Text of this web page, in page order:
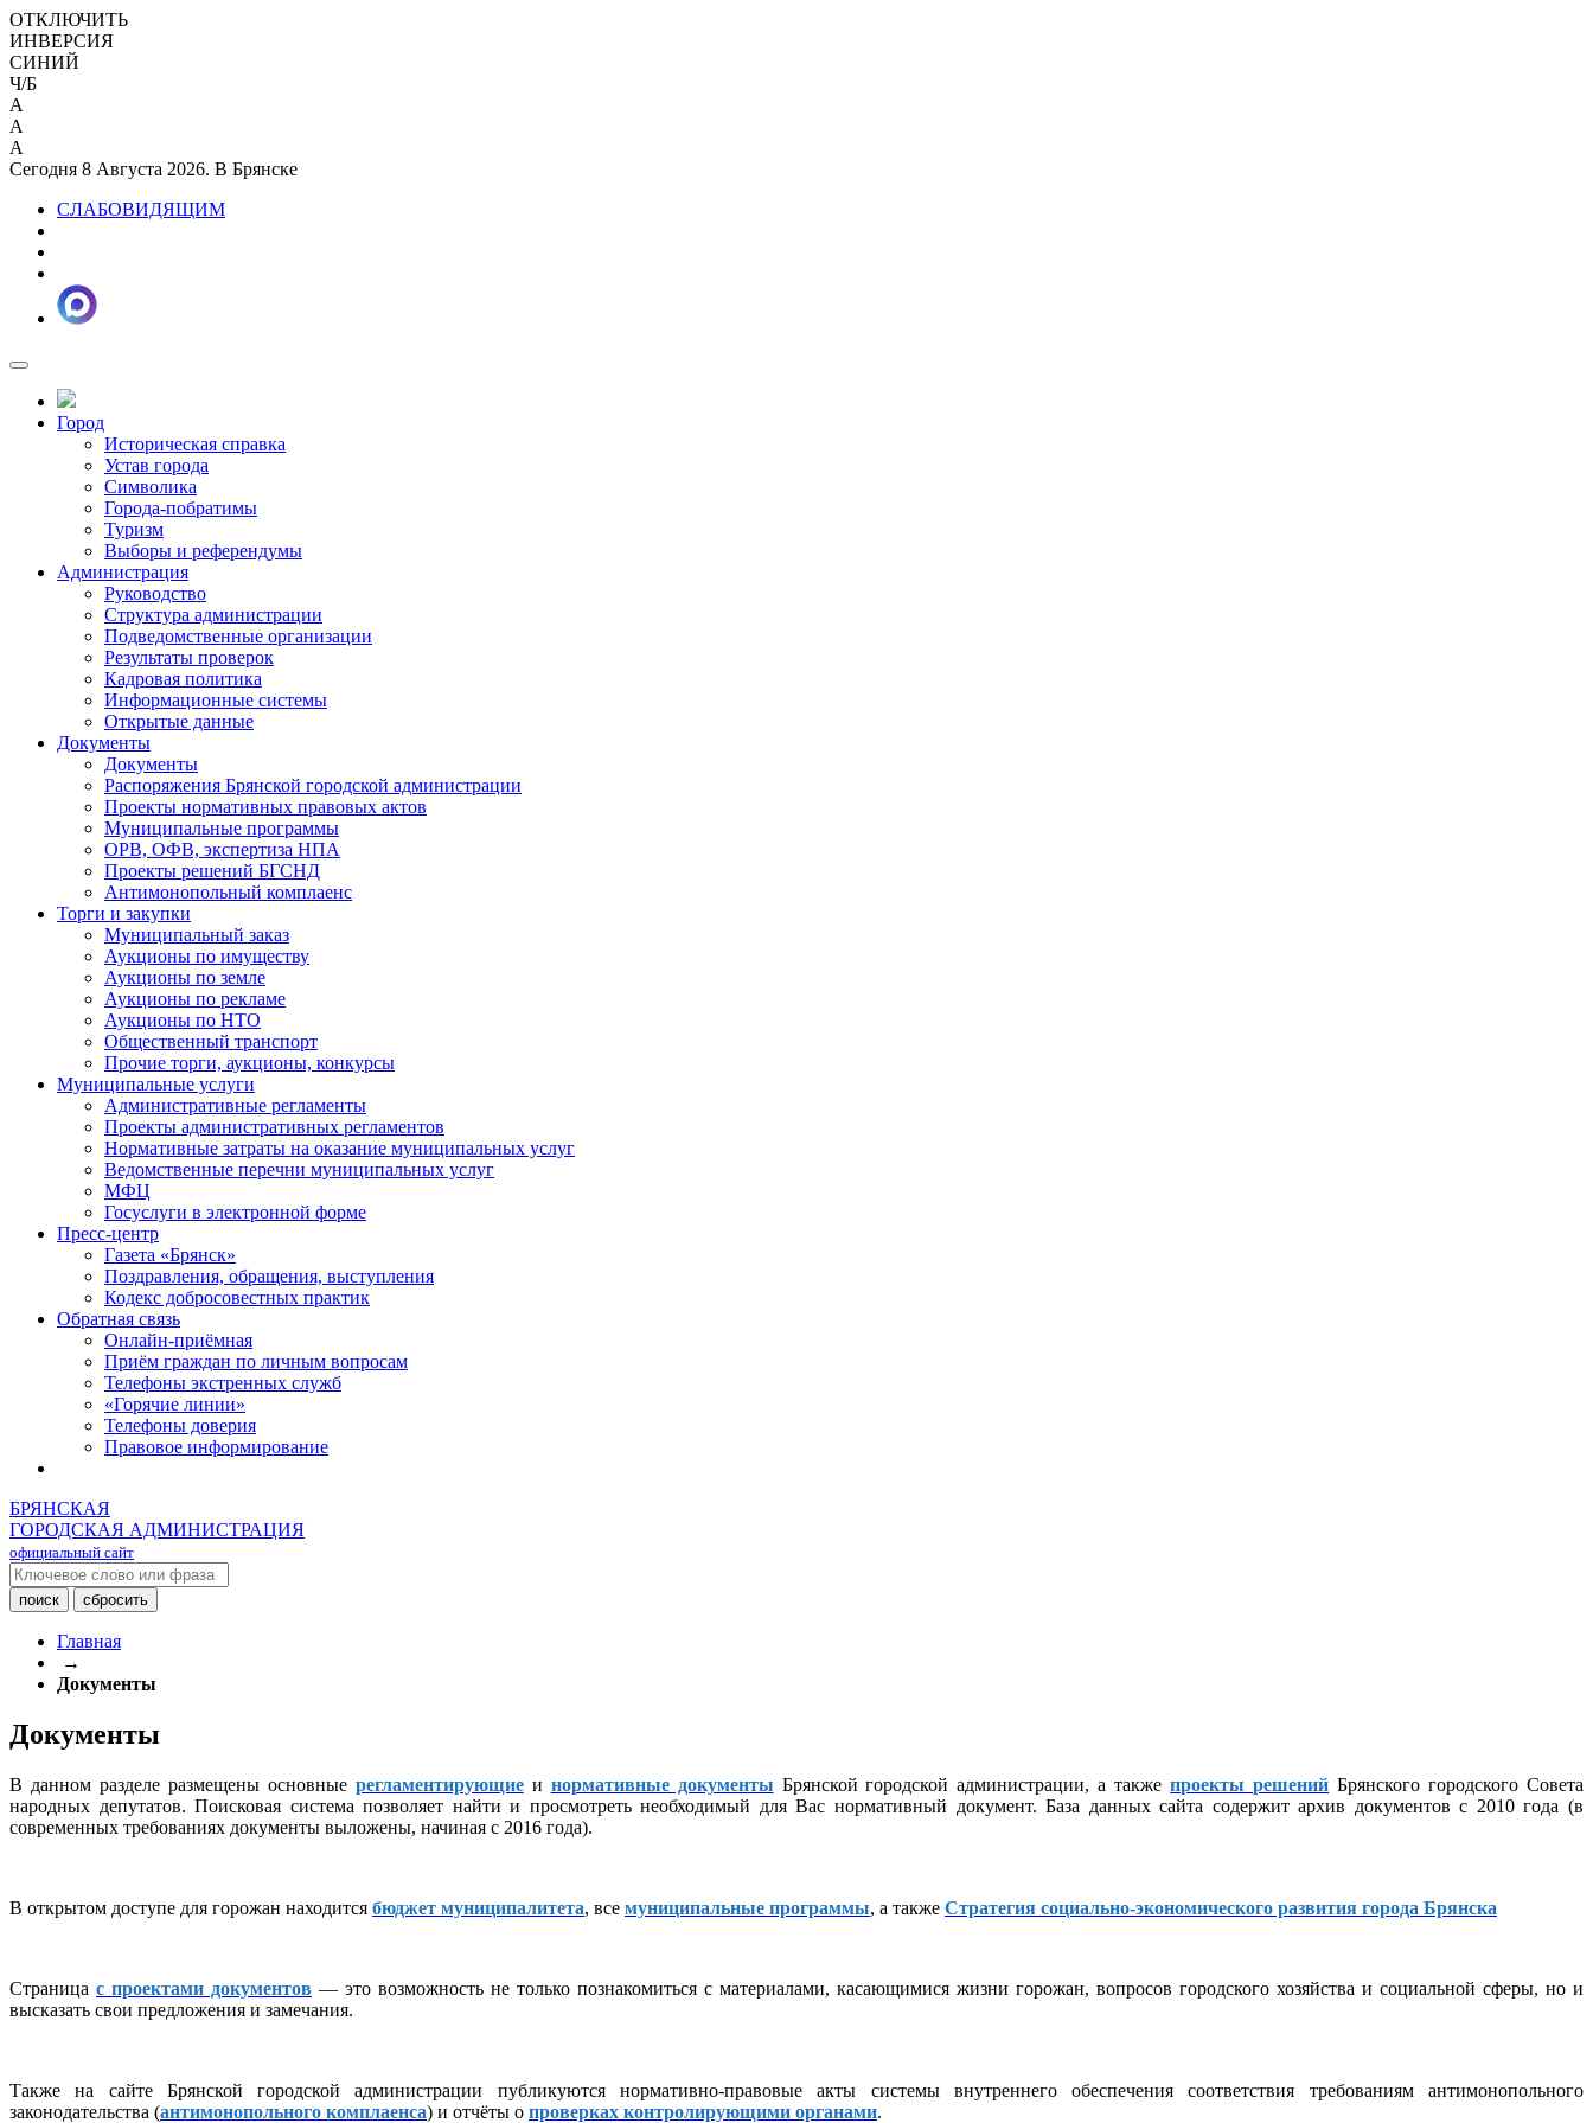
ОТКЛЮЧИТЬ
ИНВЕРСИЯ
СИНИЙ
Ч/Б
A
A
A
Сегодня 8 Августа 2026. В Брянске
СЛАБОВИДЯЩИМ
Город
Историческая справка
Устав города
Символика
Города-побратимы
Туризм
Выборы и референдумы
Администрация
Руководство
Структура администрации
Подведомственные организации
Результаты проверок
Кадровая политика
Информационные системы
Открытые данные
Документы
Документы
Распоряжения Брянской городской администрации
Проекты нормативных правовых актов
Муниципальные программы
ОРВ, ОФВ, экспертиза НПА
Проекты решений БГСНД
Антимонопольный комплаенс
Торги и закупки
Муниципальный заказ
Аукционы по имуществу
Аукционы по земле
Аукционы по рекламе
Аукционы по НТО
Общественный транспорт
Прочие торги, аукционы, конкурсы
Муниципальные услуги
Административные регламенты
Проекты административных регламентов
Нормативные затраты на оказание муниципальных услуг
Ведомственные перечни муниципальных услуг
МФЦ
Госуслуги в электронной форме
Пресс-центр
Газета «Брянск»
Поздравления, обращения, выступления
Кодекс добросовестных практик
Обратная связь
Онлайн-приёмная
Приём граждан по личным вопросам
Телефоны экстренных служб
«Горячие линии»
Телефоны доверия
Правовое информирование
БРЯНСКАЯ
ГОРОДСКАЯ АДМИНИСТРАЦИЯ
официальный сайт
Главная
→
Документы
Документы
В данном разделе размещены основные регламентирующиеи нормативные документы Брянской городской администрации, а такжепроекты решений Брянского городского Совета
народных депутатов. Поисковая система позволяет найти и просмотреть необходимый для Вас нормативный документ. База данных сайта содержит архив документов с 2010 года (в
современных требованиях документы выложены, начиная с 2016 года).
В открытом доступе для горожан находится бюджет муниципалитета, все муниципальные программы, а также Стратегия социально-экономического развития города Брянска
Страница с проектами документов — это возможность не только познакомиться с материалами, касающимися жизни горожан, вопросов городского хозяйства и социальной сферы, но и
высказать свои предложения и замечания.
Также на сайте Брянской городской администрации публикуются нормативно-правовые акты системы внутреннего обеспечения соответствия требованиям антимонопольного
законодательства (антимонопольного комплаенса) и отчёты о проверках контролирующими органами.